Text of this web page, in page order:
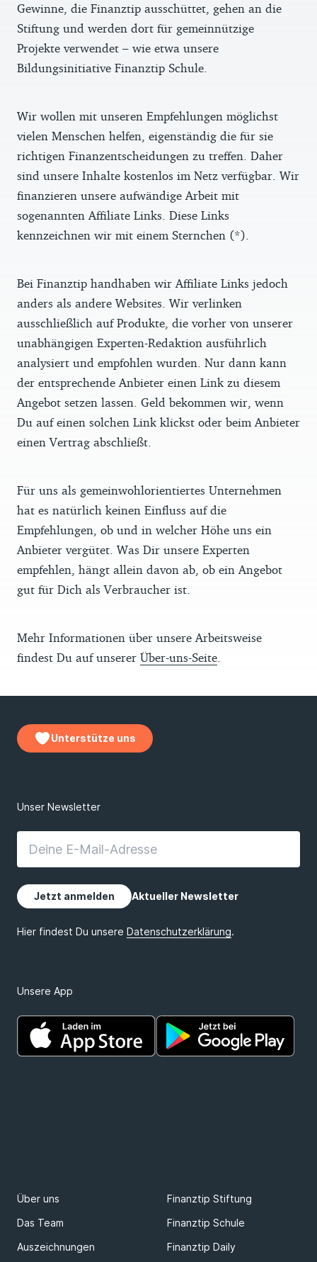
Gewinne, die Finanztip ausschüttet, gehen an die
Stiftung und werden dort für gemeinnützige
Projekte verwendet – wie etwa unsere
Bildungsinitiative Finanztip Schule.
Wir wollen mit unseren Empfehlungen möglichst
vielen Menschen helfen, eigenständig die für sie
richtigen Finanzentscheidungen zu treffen. Daher
sind unsere Inhalte kostenlos im Netz verfügbar. Wir
finanzieren unsere aufwändige Arbeit mit
sogenannten Affiliate Links. Diese Links
kennzeichnen wir mit einem Sternchen (*).
Bei Finanztip handhaben wir Affiliate Links jedoch
anders als andere Websites. Wir verlinken
ausschließlich auf Produkte, die vorher von unserer
unabhängigen Experten-Redaktion ausführlich
analysiert und empfohlen wurden. Nur dann kann
der entsprechende Anbieter einen Link zu diesem
Angebot setzen lassen. Geld bekommen wir, wenn
Du auf einen solchen Link klickst oder beim Anbieter
einen Vertrag abschließt.
Für uns als gemeinwohlorientiertes Unternehmen
hat es natürlich keinen Einfluss auf die
Empfehlungen, ob und in welcher Höhe uns ein
Anbieter vergütet. Was Dir unsere Experten
empfehlen, hängt allein davon ab, ob ein Angebot
gut für Dich als Verbraucher ist.
Mehr Informationen über unsere Arbeitsweise
findest Du auf unserer Über-uns-Seite.
Unterstütze uns
Unsere App
Über uns
Finanztip Stiftung
Das Team
Finanztip Schule
Auszeichnungen
Finanztip Daily